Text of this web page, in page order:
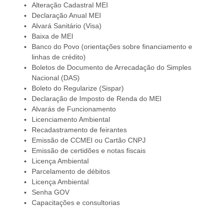
Alteração Cadastral MEI
Declaração Anual MEI
Alvará Sanitário (Visa)
Baixa de MEI
Banco do Povo (orientações sobre financiamento e
linhas de crédito)
Boletos de Documento de Arrecadação do Simples
Nacional (DAS)
Boleto do Regularize (Sispar)
Declaração de Imposto de Renda do MEI
Alvarás de Funcionamento
Licenciamento Ambiental
Recadastramento de feirantes
Emissão de CCMEI ou Cartão CNPJ
Emissão de certidões e notas fiscais
Licença Ambiental
Parcelamento de débitos
Licença Ambiental
Senha GOV
Capacitações e consultorias